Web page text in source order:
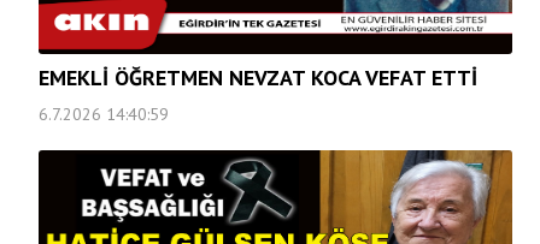
EMEKLİ ÖĞRETMEN NEVZAT KOCA VEFAT ETTİ
6.7.2026 14:40:59